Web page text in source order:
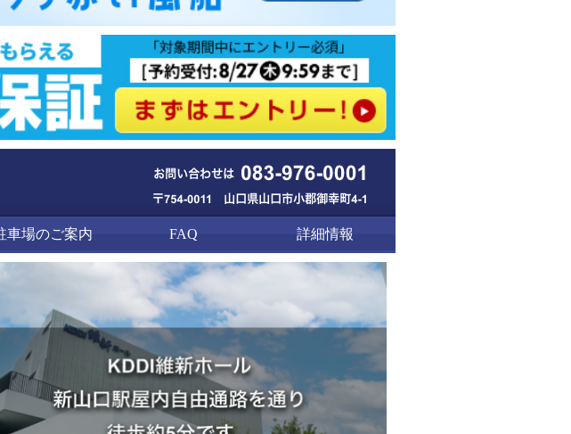
FAQ 詳細情報